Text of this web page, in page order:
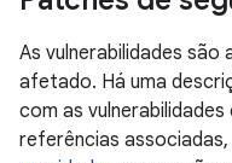
As vulnerabilidades
afetado. Há uma
com as
referências associadas,